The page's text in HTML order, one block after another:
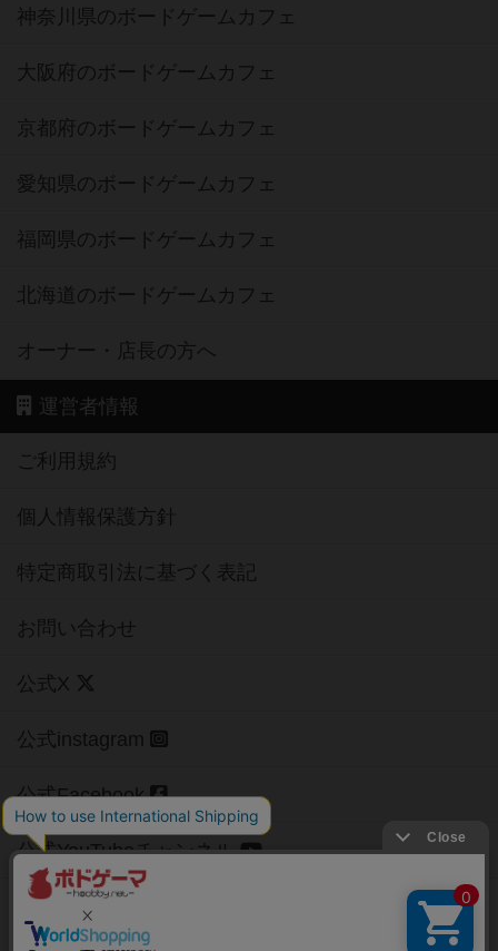
神奈川県のボードゲームカフェ
大阪府のボードゲームカフェ
京都府のボードゲームカフェ
愛知県のボードゲームカフェ
福岡県のボードゲームカフェ
北海道のボードゲームカフェ
オーナー・店長の方へ
運営者情報
ご利用規約
個人情報保護方針
特定商取引法に基づく表記
お問い合わせ
公式X
公式instagram
公式Facebook
公式YouTubeチャンネル